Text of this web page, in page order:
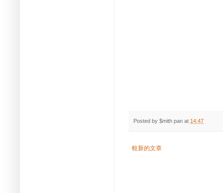
Posted by $mith pan at 14:47
較新的文章